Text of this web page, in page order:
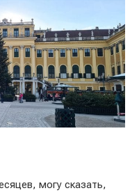
могу сказать,